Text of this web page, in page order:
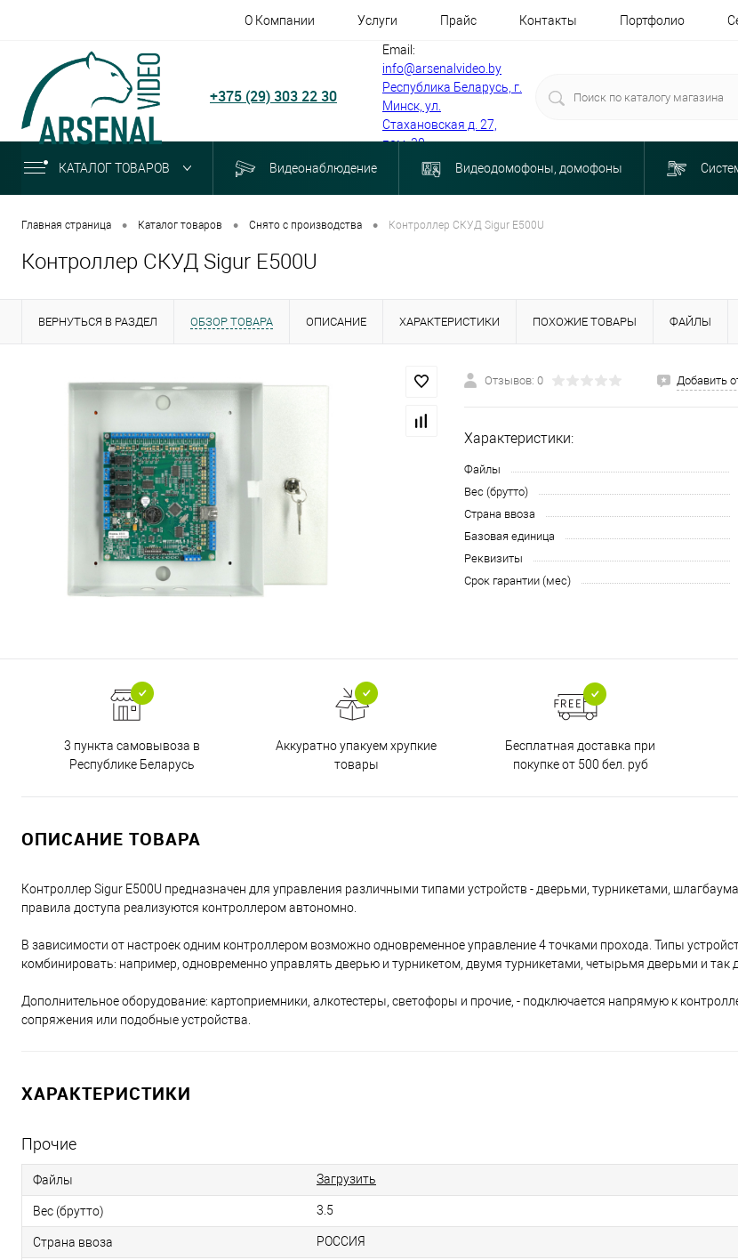
О Компании Услуги Прайс Контакты Портфолио
+375 (29) 303 22 30
Email:
info@arsenalvideo.by
Республика Беларусь, г.
Минск, ул.
Стахановская д. 27,
пом. 30
КАТАЛОГ ТОВАРОВ Видеонаблюдение Видеодомофоны, домофоны
Главная страница • Каталог товаров • Снято с производства • Контроллер СКУД Sigur E500U
Контроллер СКУД Sigur E500U
ВЕРНУТЬСЯ В РАЗДЕЛ ОБЗОР ТОВАРА ОПИСАНИЕ ХАРАКТЕРИСТИКИ ПОХОЖИЕ ТОВАРЫ ФАЙЛЫ
Отзывов: 0 Добавить
Характеристики:
Файлы
Вес (брутто)
Страна ввоза
Базовая единица
Реквизиты
Срок гарантии (мес)
3 пункта самовывоза в
Республике Беларусь
Аккуратно упакуем хрупкие
товары
Бесплатная доставка при
покупке от 500 бел. руб
ОПИСАНИЕ ТОВАРА
Контроллер Sigur E500U предназначен для управления различными типами устройств - дверьми, турникетами,
правила доступа реализуются контроллером автономно.
В зависимости от настроек одним контроллером возможно одновременное управление 4 точками прохода. Типы
комбинировать: например, одновременно управлять дверью и турникетом, двумя турникетами, четырьмя дверьми и так
Дополнительное оборудование: картоприемники, алкотестеры, светофоры и прочие, - подключается напрямую к
сопряжения или подобные устройства.
ХАРАКТЕРИСТИКИ
Прочие
Файлы Загрузить
Вес (брутто) 3.5
Страна ввоза РОССИЯ